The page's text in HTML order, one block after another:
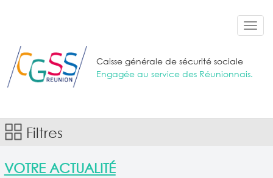
Caisse générale de sécurité sociale
Engagée au service des Réunionnais.
Filtres
VOTRE ACTUALITÉ